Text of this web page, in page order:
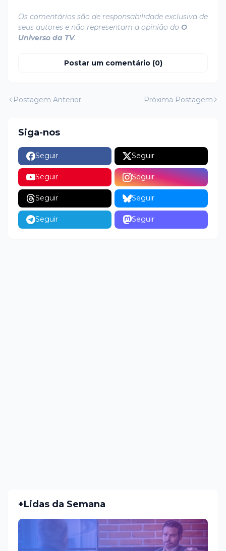
Os comentários são de responsabilidade exclusiva de
seus autores e não representam a opinião do O
Universo da TV.
Postar um comentário (0)
Postagem Anterior Próxima Postagem
Siga-nos
Seguir Seguir
Seguir Seguir
Seguir Seguir
Seguir Seguir
+Lidas da Semana